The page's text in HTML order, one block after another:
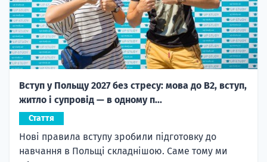
Вступ у Польщу 2027 без стресу: мова до B2, вступ,
житло і супровід — в одному п...
Стаття
Нові правила вступу зробили підготовку до
навчання в Польщі складнішою. Саме тому ми